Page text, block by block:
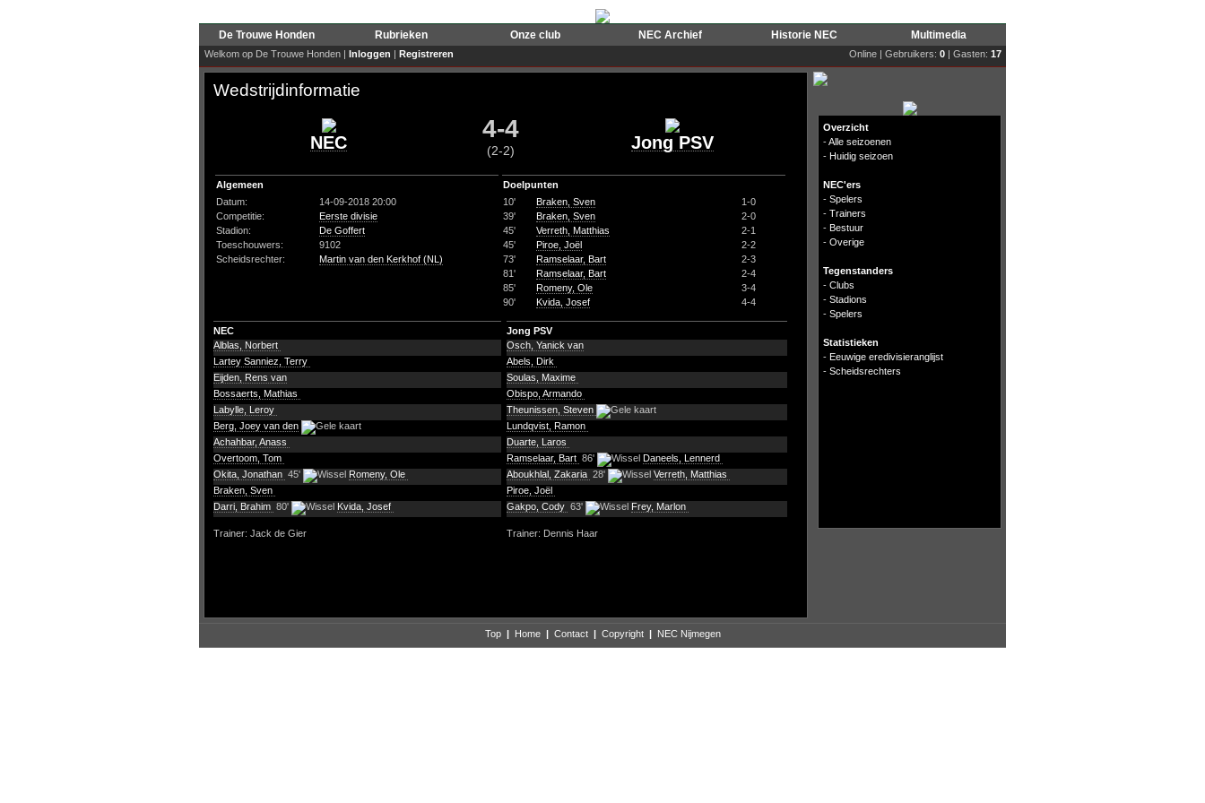
De Trouwe Honden Rubrieken Onze club NEC Archief Historie NEC Multimedia
Welkom op De Trouwe Honden | Inloggen | Registreren Online | Gebruikers: 0 | Gasten: 17
Wedstrijdinformatie
NEC 4-4
(2-2) Jong PSV
Algemeen
Datum:
14-09-2018 20:00
Competitie:
Eerste divisie
Stadion:
De Goffert
Toeschouwers:
9102
Scheidsrechter:
Martin van den Kerkhof (NL)
Doelpunten
10'
Braken, Sven
1-0
39'
Braken, Sven
2-0
45'
Verreth, Matthias
2-1
45'
Piroe, Joël
2-2
73'
Ramselaar, Bart
2-3
81'
Ramselaar, Bart
2-4
85'
Romeny, Ole
3-4
90'
Kvida, Josef 4-4
NEC
Jong PSV
Alblas, Norbert
Lartey Sanniez, Terry
Eijden, Rens van
Bossaerts, Mathias
Labylle, Leroy
Berg, Joey van den
Achahbar, Anass
Overtoom, Tom
Okita, Jonathan 45'
Romeny, Ole
Braken, Sven
Darri, Brahim 80' Kvida, Josef
Osch, Yanick van
Abels, Dirk
Soulas, Maxime
Obispo, Armando
Theunissen, Steven
Lundqvist, Ramon
Duarte, Laros
Ramselaar, Bart 86'
Daneels, Lennerd
Aboukhlal, Zakaria 28'
Verreth, Matthias
Piroe, Joël
Gakpo, Cody 63' Frey, Marlon
Trainer: Jack de Gier Trainer: Dennis Haar
Overzicht
-Alle seizoenen
- Huidig seizoen
NEC'ers
- Spelers
- Trainers
- Bestuur
- Overige
Tegenstanders
- Clubs
- Stadions
- Spelers
Statistieken
- Eeuwige eredivisieranglijst
- Scheidsrechters
Top | Home | Contact | Copyright | NEC Nijmegen